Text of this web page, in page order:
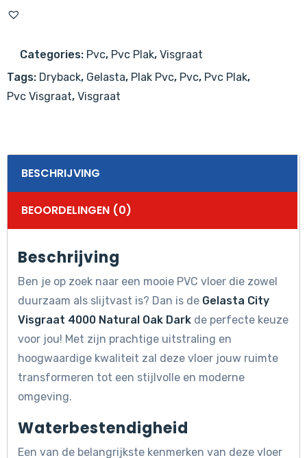
4000
Oak
Dark
aantal
Categories: Pvc, Pvc Plak, Visgraat
Tags: Dryback, Gelasta, Plak Pvc, Pvc, Pvc Plak,
Pvc Visgraat, Visgraat
BESCHRIJVING
BEOORDELINGEN (0)
Beschrijving
Ben je op zoek naar een mooie PVC vloer die zowel
duurzaam als slijtvast is? Dan is de Gelasta City
Visgraat 4000 Natural Oak Dark de perfecte keuze
voor jou! Met zijn prachtige uitstraling en
hoogwaardige kwaliteit zal deze vloer jouw ruimte
transformeren tot een stijlvolle en moderne
omgeving.
Waterbestendigheid
Een van de belangrijkste kenmerken van deze vloer